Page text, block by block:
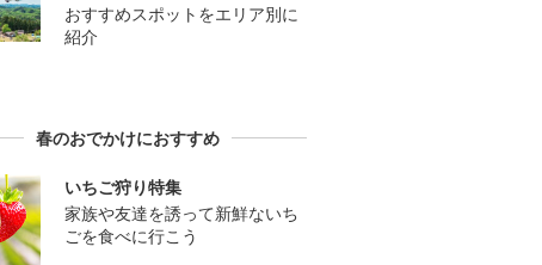
おすすめスポットをエリア別に
紹介
春のおでかけにおすすめ
いちご狩り特集
家族や友達を誘って新鮮ないち
ごを食べに行こう